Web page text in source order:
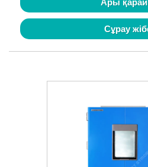
Ары қарай
Сұрау